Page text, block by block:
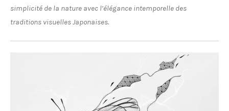
simplicité de la nature avec l’élégance intemporelle des
traditions visuelles Japonaises.